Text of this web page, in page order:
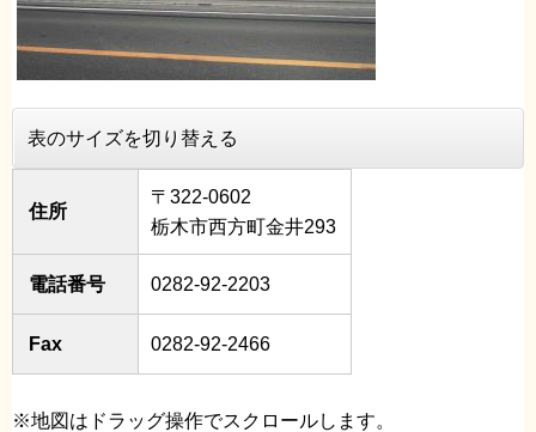
表のサイズを切り替える
住所
〒322-0602
栃木市西方町金井293
電話番号 0282-92-2203
Fax 0282-92-2466
※地図はドラッグ操作でスクロールします。